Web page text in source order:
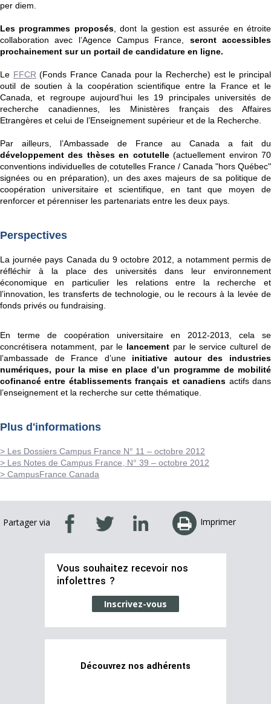
per diem.
Les programmes proposés, dont la gestion est assurée en étroite
collaboration avec l’Agence Campus France, seront accessibles
prochainement sur un portail de candidature en ligne.
Le FFCR (Fonds France Canada pour la Recherche) est le principal
outil de soutien à la coopération scientifique entre la France et le
Canada, et regroupe aujourd’hui les 19 principales universités de
recherche canadiennes, les Ministères français des Affaires
Etrangères et celui de l’Enseignement supérieur et de la Recherche.
Par ailleurs, l’Ambassade de France au Canada a fait du
développement des thèses en cotutelle(actuellement environ 70
conventions individuelles de cotutelles France / Canada "hors Québec"
signées ou en préparation), un des axes majeurs de sa politique de
coopération universitaire et scientifique, en tant que moyen de
renforcer et pérenniser les partenariats entre les deux pays.
Perspectives
La journée pays Canada du 9 octobre 2012, a notamment permis de
réfléchir à la place des universités dans leur environnement
économique en particulier les relations entre la recherche et
l’innovation, les transferts de technologie, ou le recours à la levée de
fonds privés ou fundraising.
En terme de coopération universitaire en 2012-2013, cela se
concrétisera notamment, par le lancement par le service culturel de
l’ambassade de France d’une initiative autour des industries
numériques, pour la mise en place d’un programme de mobilité
cofinancé entre établissements français et canadiens actifs dans
l’enseignement et la recherche sur cette thématique.
Plus d'informations
> Les Dossiers Campus France N° 11 – octobre 2012
> Les Notes de Campus France, N° 39 – octobre 2012
> CampusFrance Canada
Partager via Imprimer
Vous souhaitez recevoir nos
infolettres ?
Inscrivez-vous
Découvrez nos adhérents